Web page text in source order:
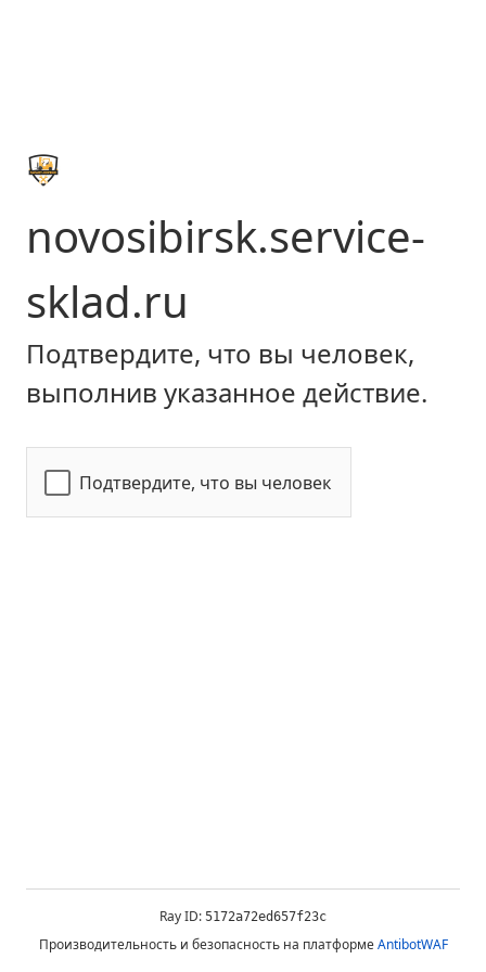
novosibirsk.service-
sklad.ru
Подтвердите, что вы человек,
выполнив указанное действие.
Подтвердите, что вы человек
Ray ID: 5172a72ed657f23c
Производительность и безопасность на платформеAntibotWAF